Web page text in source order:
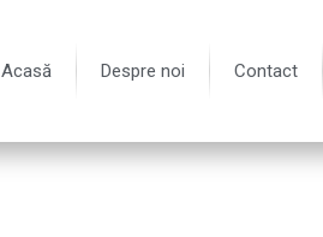
Acasă Despre noi Contact